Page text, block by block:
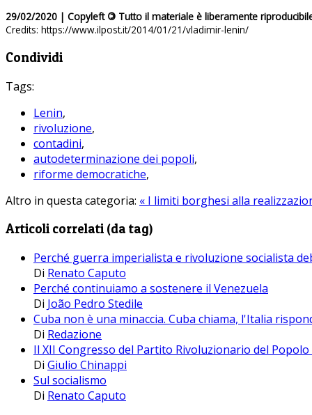
29/02/2020 | Copyleft © Tutto il materiale è liberamente
Credits: https://www.ilpost.it/2014/01/21/vladimir-lenin/
Condividi
Tags:
Lenin,
rivoluzione,
contadini,
autodeterminazione dei popoli,
riforme democratiche,
Altro in questa categoria: « I limiti borghesi alla
Articoli correlati (da tag)
Perché guerra imperialista e rivoluzione socialista
Di Renato Caputo
Perché continuiamo a sostenere il Venezuela
Di João Pedro Stedile
Cuba non è una minaccia. Cuba chiama, l'Italia
Di Redazione
Il XII Congresso del Partito Rivoluzionario del
Di Giulio Chinappi
Sul socialismo
Di Renato Caputo